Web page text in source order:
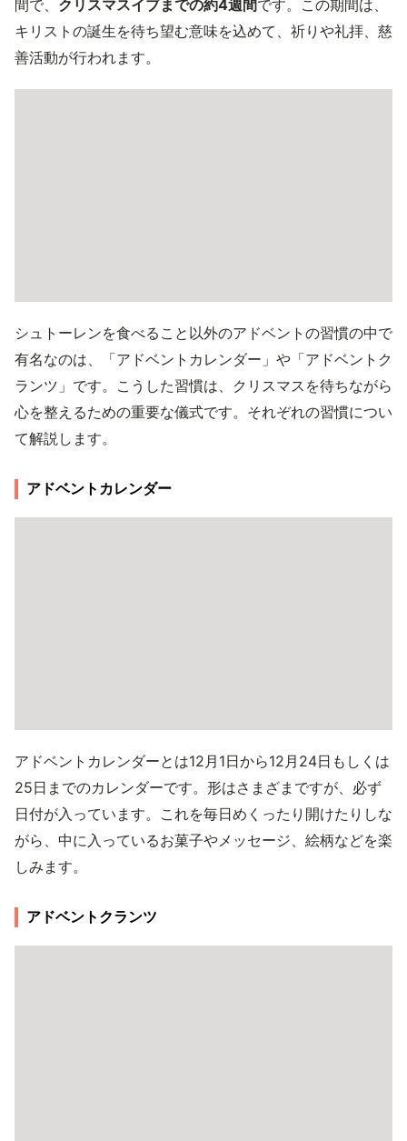
間で、 クリスマスイブまでの約4週間です。この期間は、
キリストの誕生を待ち望む意味を込めて、祈りや礼拝、慈
善活動が行われます。
シュトーレンを食べること以外のアドベントの習慣の中で
有名なのは、「アドベントカレンダー」や「アドベントク
ランツ」です。こうした習慣は、クリスマスを待ちながら
心を整えるための重要な儀式です。それぞれの習慣につい
て解説します。
アドベントカレンダー
アドベントカレンダーとは12月1日から12月24日もしくは
25日までのカレンダーです。形はさまざまですが、必ず
日付が入っています。これを毎日めくったり開けたりしな
がら、中に入っているお菓子やメッセージ、絵柄などを楽
しみます。
アドベントクランツ